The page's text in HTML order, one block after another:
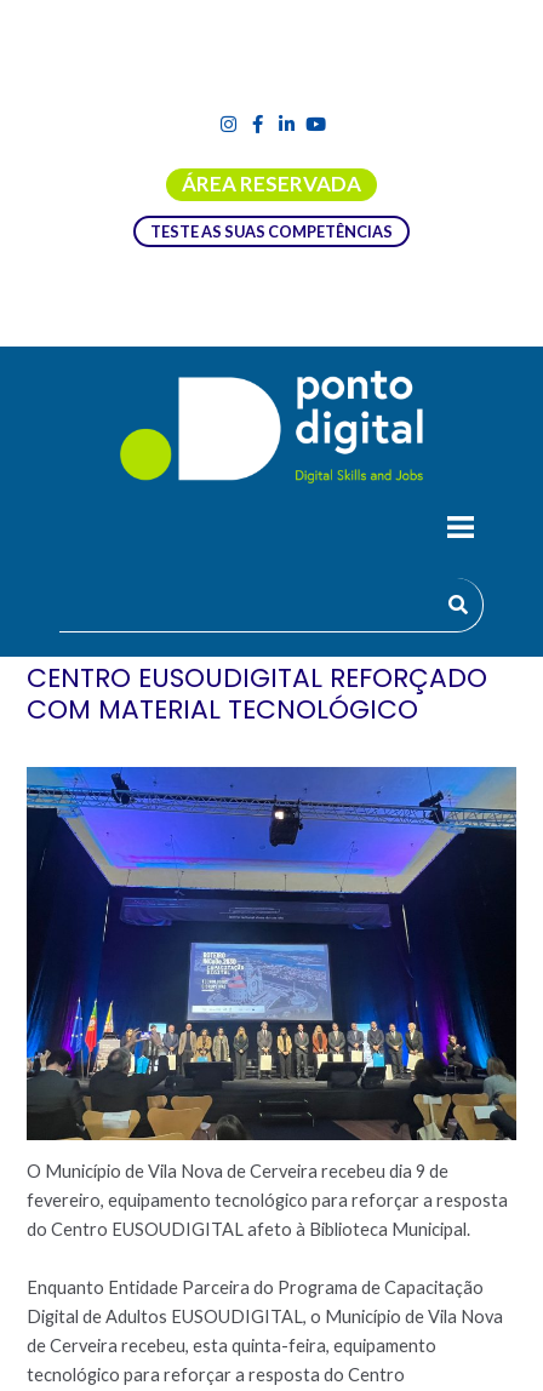
ÁREA RESERVADA
TESTE AS SUAS COMPETÊNCIAS
CENTRO EUSOUDIGITAL REFORÇADO
COM MATERIAL TECNOLÓGICO
O Município de Vila Nova de Cerveira recebeu dia 9 de
fevereiro, equipamento tecnológico para reforçar a resposta
do Centro EUSOUDIGITAL afeto à Biblioteca Municipal.
Enquanto Entidade Parceira do Programa de Capacitação
Digital de Adultos EUSOUDIGITAL, o Município de Vila Nova
de Cerveira recebeu, esta quinta-feira, equipamento
tecnológico para reforçar a resposta do Centro